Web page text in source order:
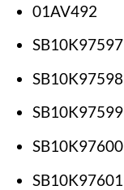
01AV492
SB10K97597
SB10K97598
SB10K97599
SB10K97600
SB10K97601